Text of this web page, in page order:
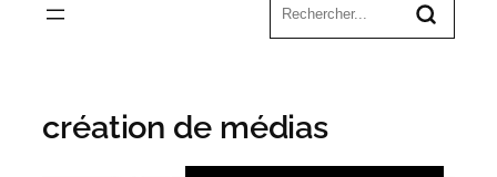
création de médias